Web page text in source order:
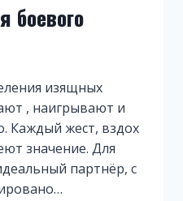
боевого
изящных
, наигрывают и
Каждый жест, вздох
значение. Для
партнёр, с